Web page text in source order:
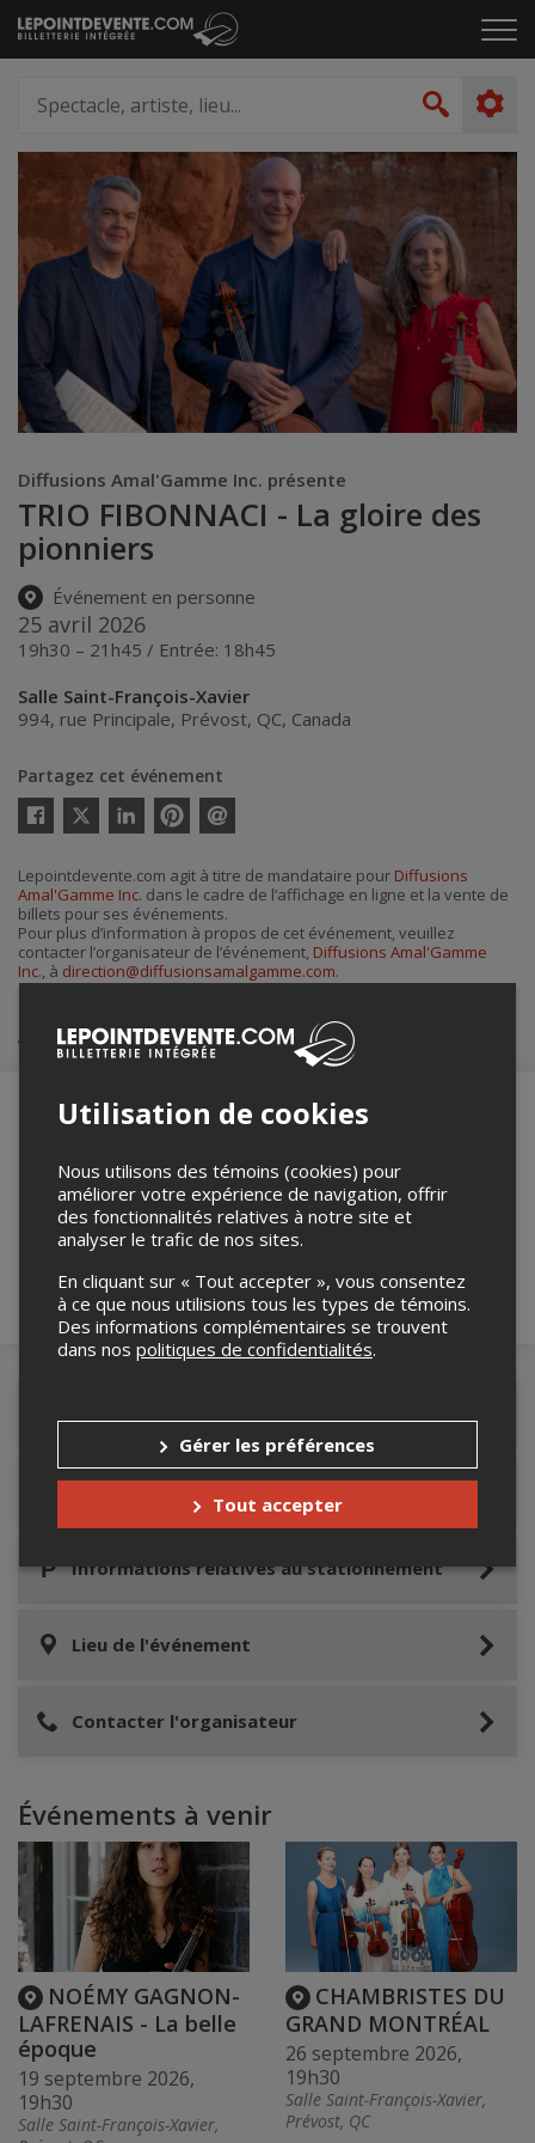
Passer
au
le
artiste,
lieu...
Diffusions Amal'Gamme Inc. présente
TRIO FIBONNACI - La gloire des
pionniers
Événement en personne
25 avril 2026
19h30 – 21h45 / Entrée: 18h45
Salle Saint-François-Xavier
994, rue Principale, Prévost, QC, Canada
Partagez cet événement
Twitter
courriel
Lepointdevente.com agit à titre de mandataire pour Diffusions
Amal'Gamme Inc. dans le cadre de l’affichage en ligne et la vente de
billets pour ses événements.
Pour plus d’information à propos de cet événement, veuillez
contacter l’organisateur de l’événement, Diffusions Amal'Gamme
Inc., à direction@diffusionsamalgamme.com.
Achat de billets
Merci de confirmer que vous n'êtes pas un
robot ci-bas.
Détails de l'événement
Informations relatives au stationnement
Lieu de l'événement
Contacter l'organisateur
Événements à venir
NOÉMY GAGNON-
LAFRENAIS - La belle
époque
19 septembre 2026,
19h30
Salle Saint-François-Xavier,
CHAMBRISTES DU
GRAND MONTRÉAL
26 septembre 2026,
19h30
Salle Saint-François-Xavier,
Prévost, QC
Utilisation de cookies
Nous utilisons des témoins (cookies) pour
améliorer votre expérience de navigation, offrir
des fonctionnalités relatives à notre site et
analyser le trafic de nos sites.
En cliquant sur « Tout accepter », vous consentez
à ce que nous utilisions tous les types de témoins.
Des informations complémentaires se trouvent
dans nos politiques de confidentialités.
Gérer les préférences
Tout accepter